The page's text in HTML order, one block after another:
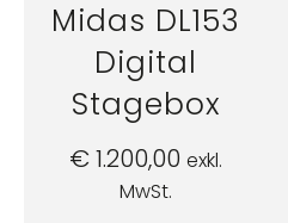
Midas DL153
Digital
Stagebox
€1.200,00 exkl.
MwSt.